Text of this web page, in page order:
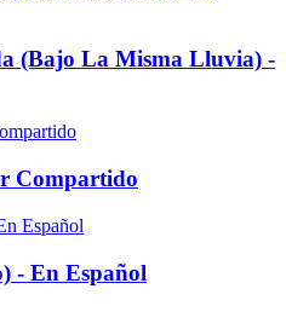
(Bajo La Misma Lluvia) -
Compartido
- En Español